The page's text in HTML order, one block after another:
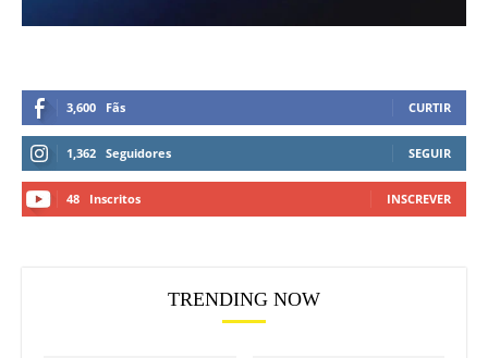
3,600 Fãs CURTIR
1,362 Seguidores SEGUIR
48 Inscritos INSCREVER
TRENDING NOW